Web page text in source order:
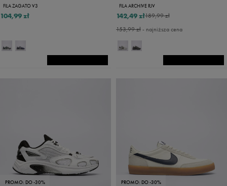
FILA ZAGATO V3
104,99 zł
FILA ARCHIVE RJV
189,99 zł
142,49 zł
153,99 zł- najniższa cena
PROMO: DO -30% PROMO: DO -30%